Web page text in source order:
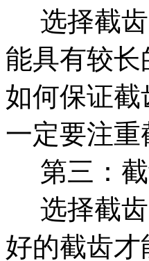
选择截齿
能具有较
如何保证
一定要注
第三：截
选择截齿
好的截齿